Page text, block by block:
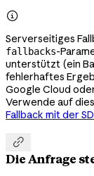

Serverseitiges
fallbacks-
unterstützt (ein
fehlerhaftes
Google Cloud
Verwende auf
Fallback mit der

Die Anfrage